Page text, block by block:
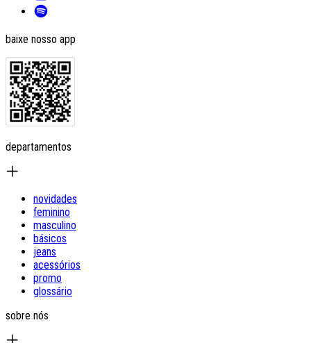
baixe nosso app
departamentos
novidades
feminino
masculino
básicos
jeans
acessórios
promo
glossário
sobre nós